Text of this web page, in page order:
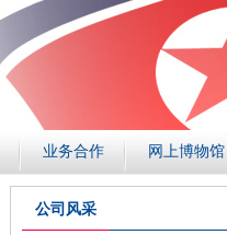
业务合作 网上博物馆
公司风采